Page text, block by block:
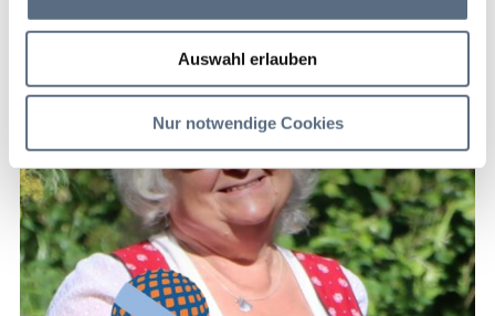
Auswahl erlauben
Nur notwendige Cookies
Einheimischen hier so gerne leben und auch Gäste
hier so gerne Zeit verbringen.